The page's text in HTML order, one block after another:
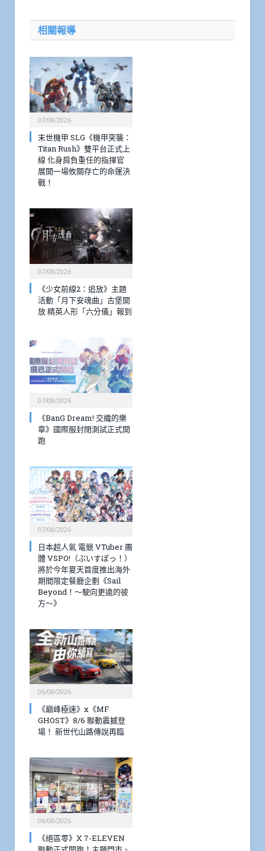
相關報導
07/08/2026
末世機甲 SLG《機甲突襲：
Titan Rush》雙平台正式上
線 化身肩負重任的指揮官
展開一場攸關存亡的命運決
戰！
07/08/2026
《少女前線2：追放》主題
活動「月下安魂曲」古堡開
放 精英人形「六分儀」報到
07/08/2026
《BanG Dream! 交織的樂
章》國際服封閉測試正式開
跑
07/08/2026
日本超人氣 電競 VTuber 團
體 VSPO!（ぶいすぽっ！）
將於今年夏天首度推出海外
期間限定餐廳企劃《Sail
Beyond！～駛向更遠的彼
方～》
06/08/2026
《巔峰極速》x《MF
GHOST》8/6 聯動震撼登
場！ 新世代山路傳說再臨
06/08/2026
《絕區零》X 7-ELEVEN